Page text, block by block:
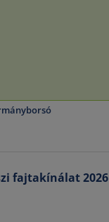
fajtakínálat 2026